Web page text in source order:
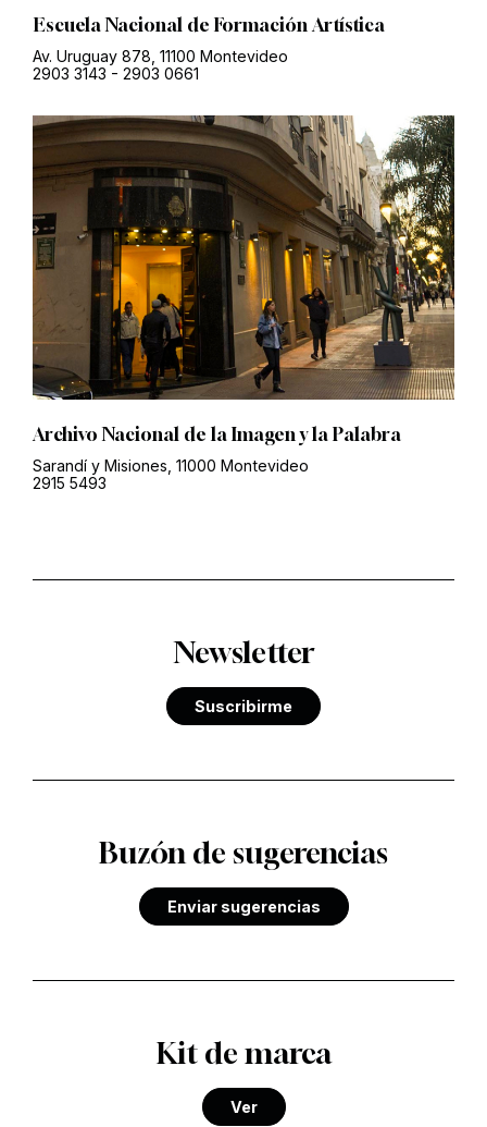
Escuela Nacional de Formación Artística
Av. Uruguay 878, 11100 Montevideo
2903 3143 - 2903 0661
Archivo Nacional de la Imagen y la Palabra
Sarandí y Misiones, 11000 Montevideo
2915 5493
Newsletter
Suscribirme
Buzón de sugerencias
Enviar sugerencias
Kit de marca
Ver